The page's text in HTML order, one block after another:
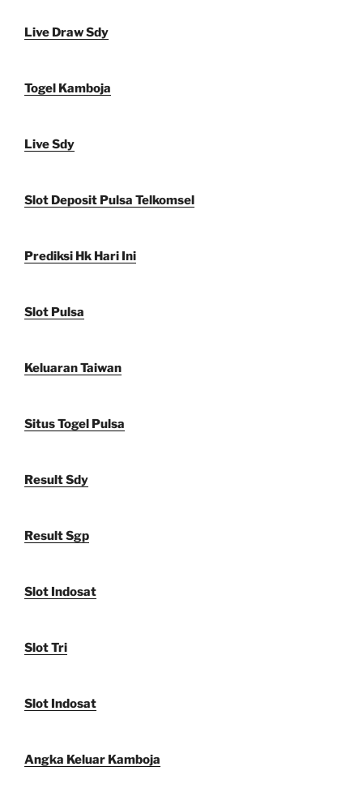
Live Draw Sdy
Togel Kamboja
Live Sdy
Slot Deposit Pulsa Telkomsel
Prediksi Hk Hari Ini
Slot Pulsa
Keluaran Taiwan
Situs Togel Pulsa
Result Sdy
Result Sgp
Slot Indosat
Slot Tri
Slot Indosat
Angka Keluar Kamboja